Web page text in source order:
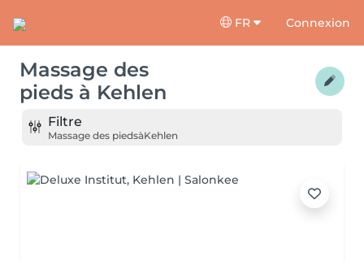
FR Connexion
Massage des
pieds à Kehlen
Filtre
Massage des piedsàKehlen